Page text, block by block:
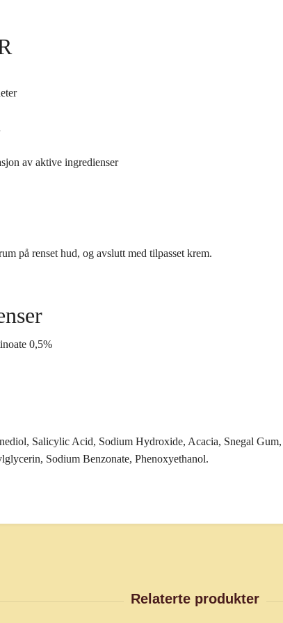
av aktive ingredienser
på renset hud, og avslutt med tilpasset krem.
0,5%
Salicylic Acid, Sodium Hydroxide, Acacia, Snegal
Sodium Benzonate, Phenoxyethanol.